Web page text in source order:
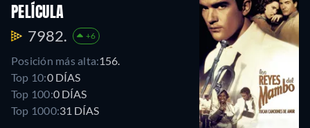
PELÍCULA
7982. +6
Posición más alta:156.
Top 10:0 DÍAS
Top 100:0 DÍAS
Top 1000:31 DÍAS